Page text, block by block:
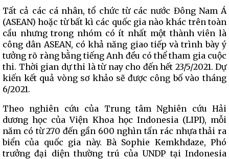
Tất cả các cá nhân, tổ chức từ các nước Đông Nam Á
(ASEAN) hoặc từ bất kì các quốc gia nào khác trên toàn
cầu nhưng trong nhóm có ít nhất một thành viên là
công dân ASEAN, có khả năng giao tiếp và trình bày ý
tưởng rõ ràng bằng tiếng Anh đều có thể tham gia cuộc
thi. Thời gian dự thi là từ nay cho đến hết 23/5/2021. Dự
kiến kết quả vòng sơ khảo sẽ được công bố vào tháng
6/2021.
Theo nghiên cứu của Trung tâm Nghiên cứu Hải
dương học của Viện Khoa học Indonesia (LIPI), mỗi
năm có từ 270 đến gần 600 nghìn tấn rác nhựa thải ra
biển của quốc gia này. Bà Sophie Kemkhdaze, Phó
trưởng đại diện thường trú của UNDP tại Indonesia